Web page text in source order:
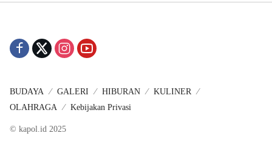
BUDAYA GALERI HIBURAN
KULINER
OLAHRAGA
Kebijakan Privasi
© kapol.id 2025